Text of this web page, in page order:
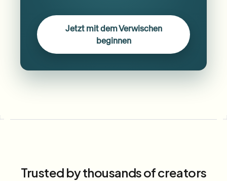
Jetzt mit dem Verwischen
beginnen
Trusted by thousands of creators